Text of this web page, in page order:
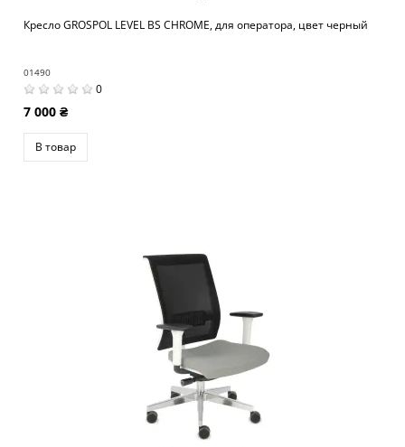
Кресло GROSPOL LEVEL BS CHROME, для оператора, цвет черный
01490
0
7 000 ₴
В товар